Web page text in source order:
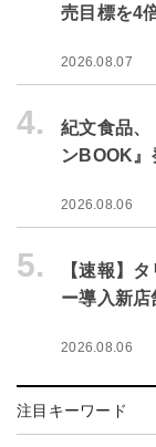
売目標を4
2026.08.07
4.
紀文食品、
ンBOOK』
2026.08.06
5.
【速報】
ー導入新
2026.08.06
注目キーワード